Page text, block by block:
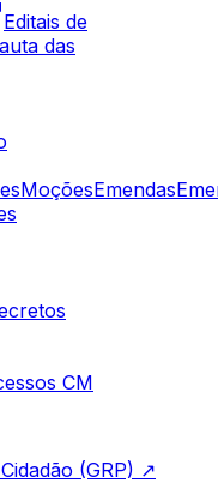
Editais de
das
MoçõesEmendas
CM
(GRP) ↗